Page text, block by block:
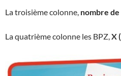
La troisième colonne, nombre
La quatrième colonne les BPZ,X